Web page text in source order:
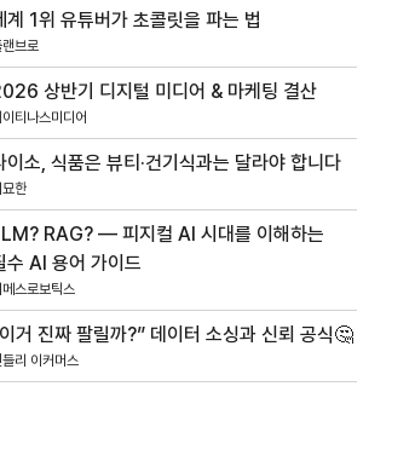
계 1위 유튜버가 초콜릿을 파는 법
브로
상반기 디지털 미디어 & 마케팅 결산
이티나스미디어
이소, 식품은 뷰티·건기식과는 달라야 합니다
묘한
RAG? — 피지컬 AI 시대를 이해하는
수 AI 용어 가이드
메스로보틱스
거 진짜 팔릴까?” 데이터 소싱과 신뢰 공식🤔
들리 이커머스